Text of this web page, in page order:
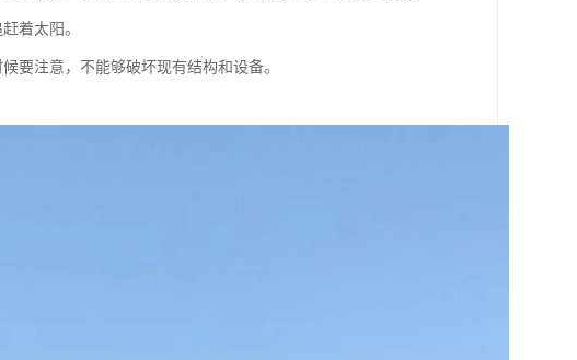
着太阳。
要注意，不能够破坏现有结构和设备。